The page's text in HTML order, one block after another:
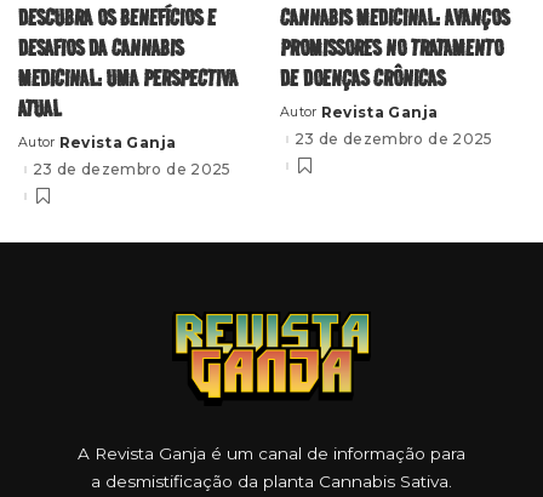
DESCUBRA OS BENEFÍCIOS E
DESAFIOS DA CANNABIS
MEDICINAL: UMA PERSPECTIVA
ATUAL
Posted
by
Autor Revista Ganja
23 de dezembro de 2025
CANNABIS MEDICINAL: AVANÇOS
PROMISSORES NO TRATAMENTO
DE DOENÇAS CRÔNICAS
Posted
by
Autor Revista Ganja
23 de dezembro de 2025
A Revista Ganja é um canal de informação para
a desmistificação da planta Cannabis Sativa.